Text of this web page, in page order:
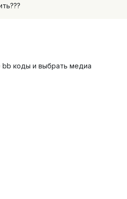
bb коды и выбрать медиа